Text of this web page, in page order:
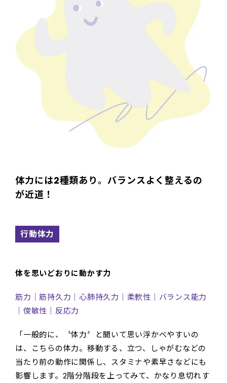
体力には2種類あり。バランスよく整えるの
が近道！
行動体力
体を思いどおりに動かす力
筋力｜筋持久力｜心肺持久力｜柔軟性｜バランス能力
｜俊敏性｜反応力
「一般的に、〝体力〞と聞いて思い浮かべやすいの
は、こちらの体力。移動する、立つ、しゃがむなどの
当たり前の動作に関係し、スタミナや素早さなどにも
影響します。2階分階段を上ってみて、かなり息切れす